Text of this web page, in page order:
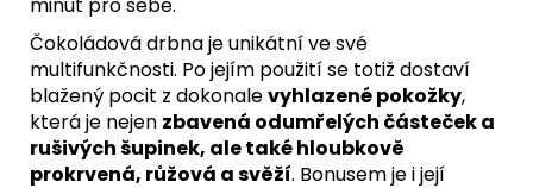
minut pro sebe.
Čokoládová drbna je unikátní ve své
multifunkčnosti. Po jejím použití se totiž dostaví
blažený pocit z dokonalevyhlazené pokožky,
která je nejen zbavená odumřelých částeček a
rušivých šupinek, ale také hloubkově
prokrvená, růžová a svěží. Bonusem je i její